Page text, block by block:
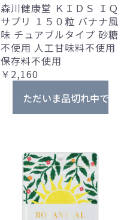
森川健康堂 ＫＩＤＳ ＩＱ
サプリ １５０粒 バナナ風
味 チュアブルタイプ 砂糖
不使用 人工甘味料不使用
保存料不使用
￥2,160
ただいま品切れ中です。